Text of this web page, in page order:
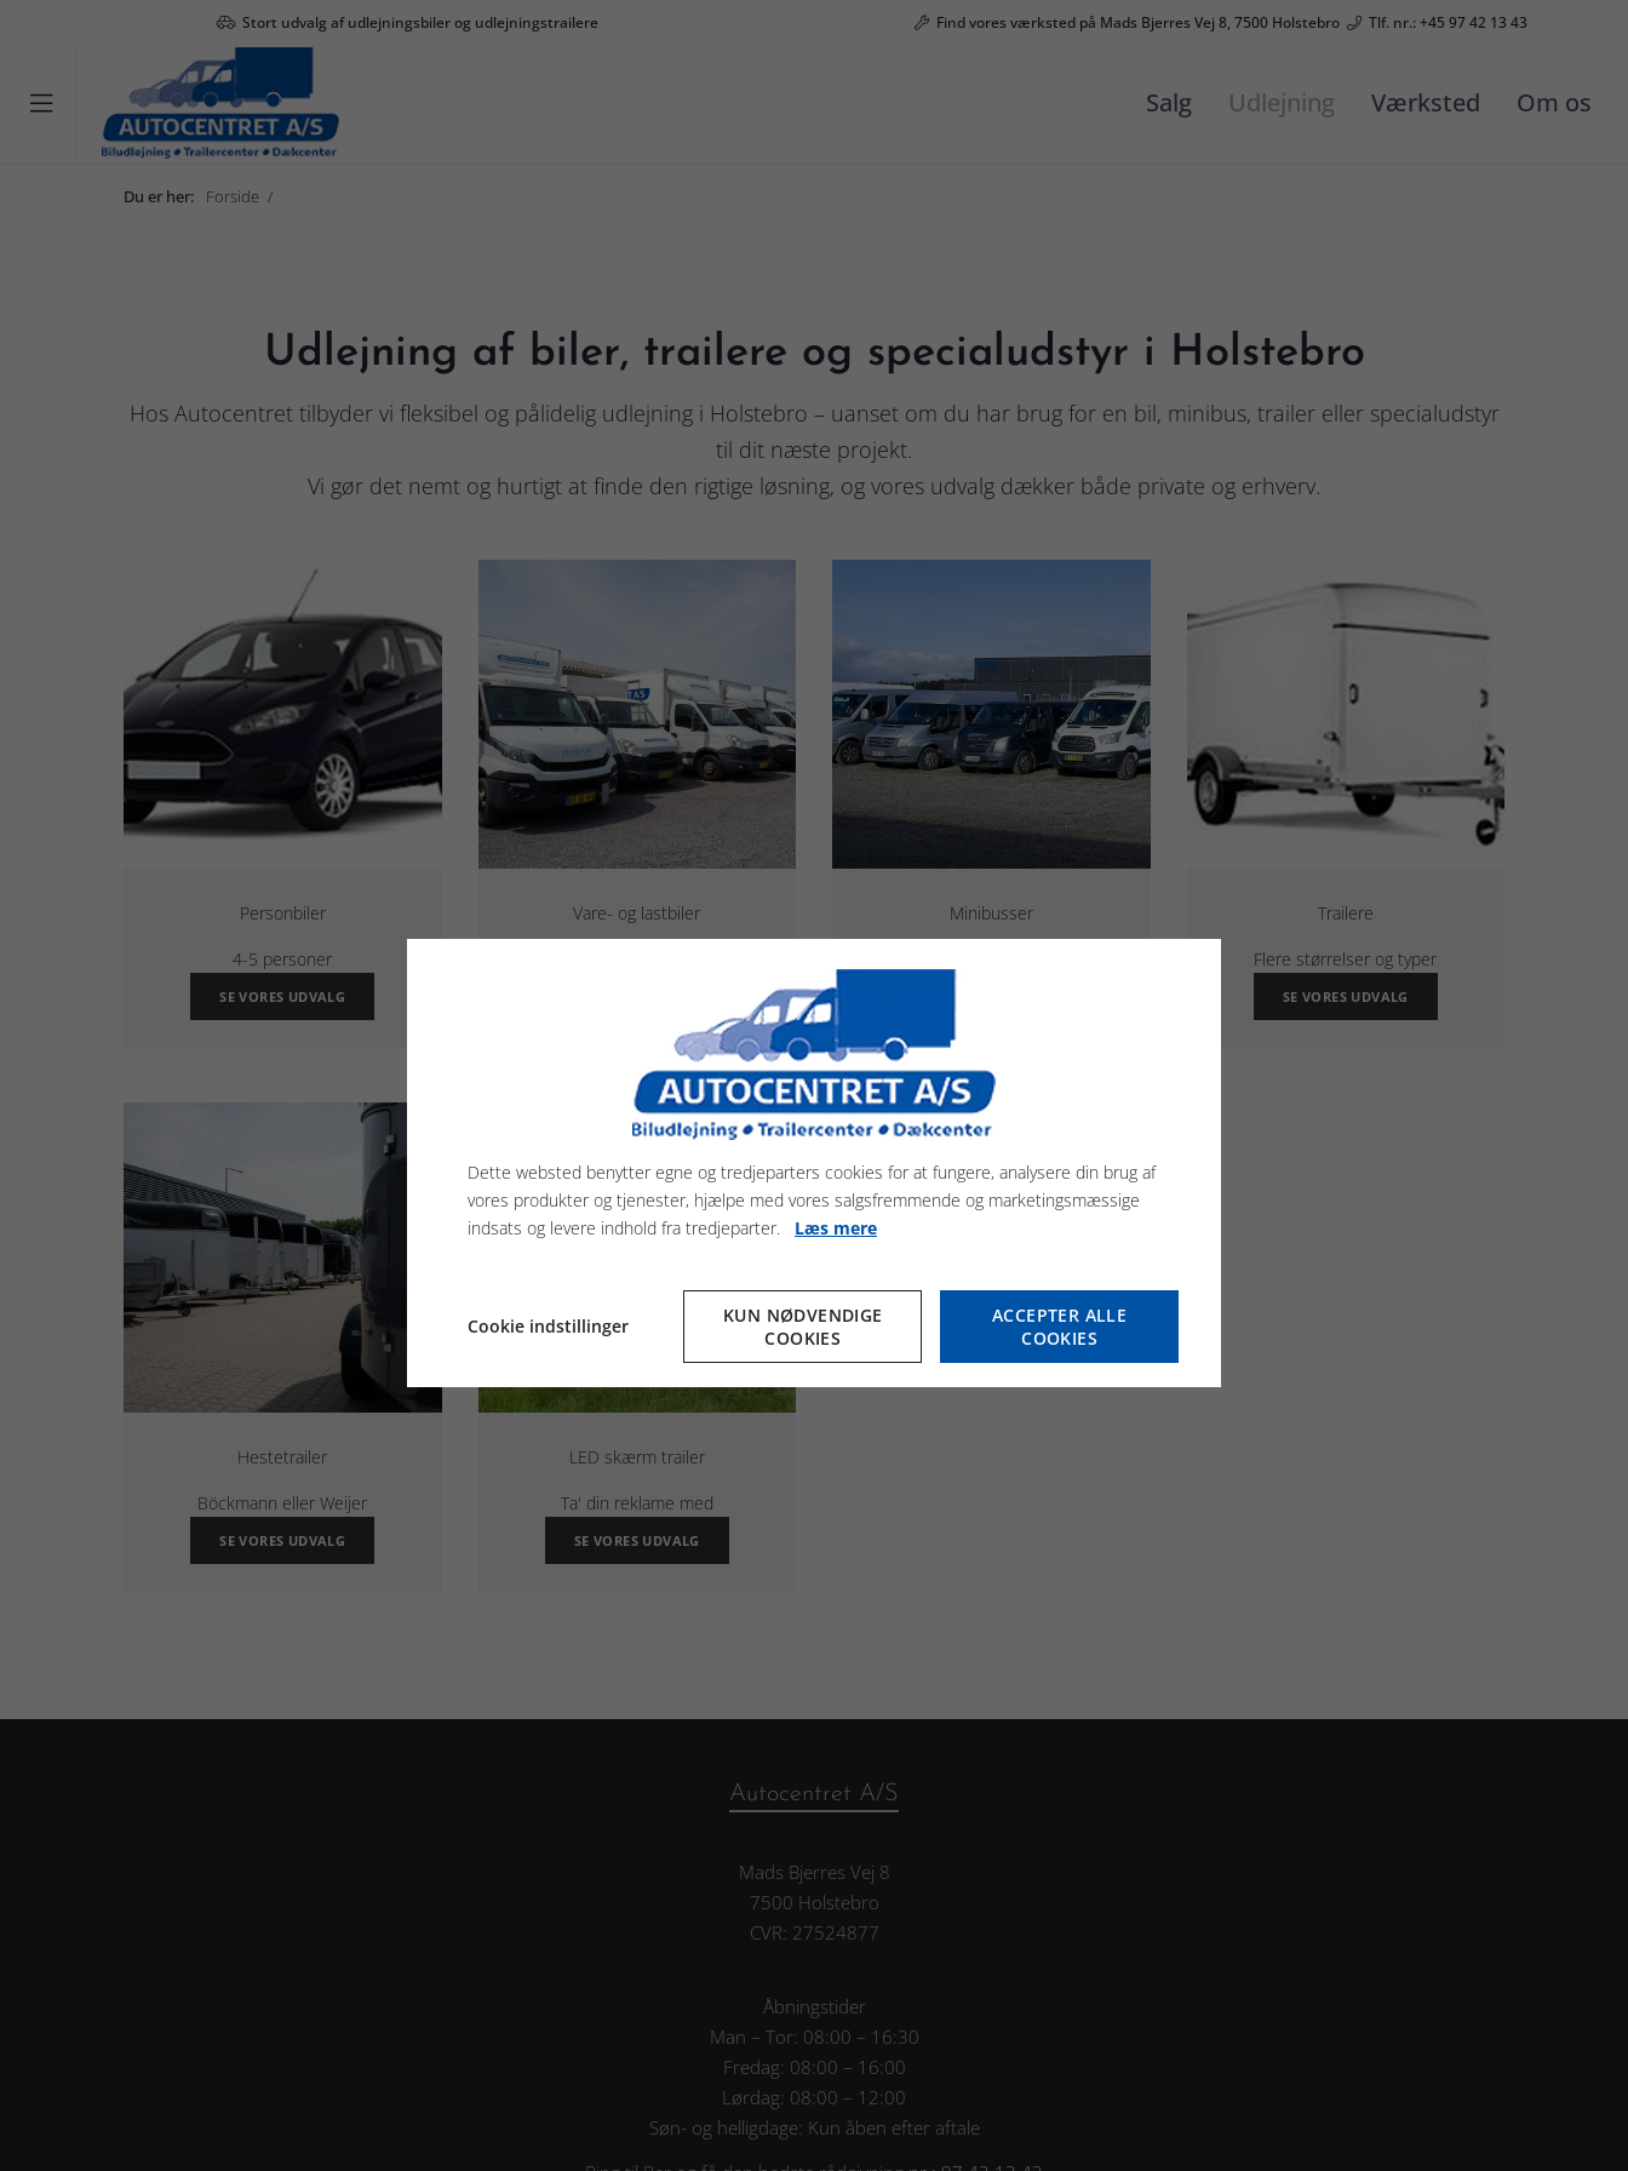
Stort udvalg af udlejningsbiler og udlejningstrailere Find vores værksted på Mads Bjerres Vej 8, 7500 Holstebro Tlf. nr.: +45 97 42 13 43
 Salg Udlejning Værksted Om os
Du er her: Forside
Udlejning af biler, trailere og specialudstyr i Holstebro
Hos Autocentret tilbyder vi fleksibel og pålidelig udlejning i Holstebro – uanset om du har brug for en bil, minibus, trailer eller specialudstyr
til dit næste projekt.
Vi gør det nemt og hurtigt at finde den rigtige løsning, og vores udvalg dækker både private og erhverv.
Personbiler
4-5 personer
SE VORES UDVALG
Vare- og lastbiler
Minibusser
Trailere
Flere størrelser og typer
SE VORES UDVALG
Hestetrailer
Böckmann eller Weijer
SE VORES UDVALG
LED skærm trailer
Ta' din reklame med
SE VORES UDVALG
Autocentret A/S
Mads Bjerres Vej 8
7500 Holstebro
CVR: 27524877
Åbningstider
Man – Tor: 08:00 – 16:30
Fredag: 08:00 – 16:00
Lørdag: 08:00 – 12:00
Søn- og helligdage: Kun åben efter aftale
Dette websted benytter egne og tredjeparters cookies for at fungere, analysere din brug af
vores produkter og tjenester, hjælpe med vores salgsfremmende og marketingsmæssige
indsats og levere indhold fra tredjeparter. Læs mere
Cookie indstillinger
KUN NØDVENDIGE
COOKIES
ACCEPTER ALLE
COOKIES